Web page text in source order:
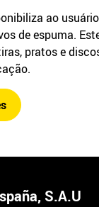
ao
de espuma.
pratos e
S.A.U